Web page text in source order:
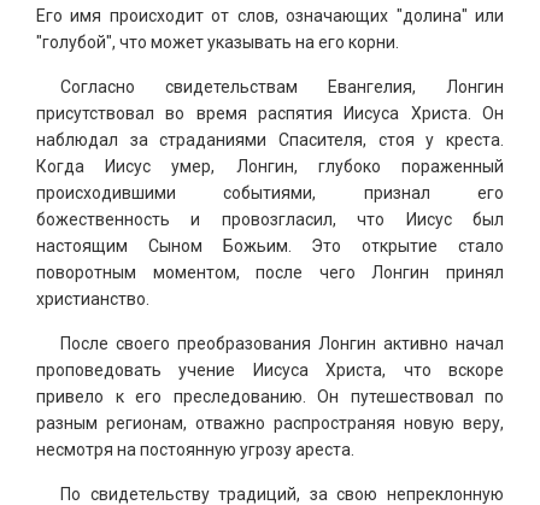
Его имя происходит от слов, означающих "долина" или
"голубой", что может указывать на его корни.
Согласно свидетельствам Евангелия, Лонгин
присутствовал во время распятия Иисуса Христа. Он
наблюдал за страданиями Спасителя, стоя у креста.
Когда Иисус умер, Лонгин, глубоко пораженный
происходившими событиями, признал его
божественность и провозгласил, что Иисус был
настоящим Сыном Божьим. Это открытие стало
поворотным моментом, после чего Лонгин принял
христианство.
После своего преобразования Лонгин активно начал
проповедовать учение Иисуса Христа, что вскоре
привело к его преследованию. Он путешествовал по
разным регионам, отважно распространяя новую веру,
несмотря на постоянную угрозу ареста.
По свидетельству традиций, за свою непреклонную